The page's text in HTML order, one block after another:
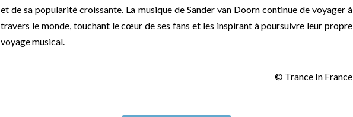
et de sa popularité croissante. La musique de Sander van Doorn continue de voyager à
travers le monde, touchant le cœur de ses fans et les inspirant à poursuivre leur propre
voyage musical.
© Trance In France